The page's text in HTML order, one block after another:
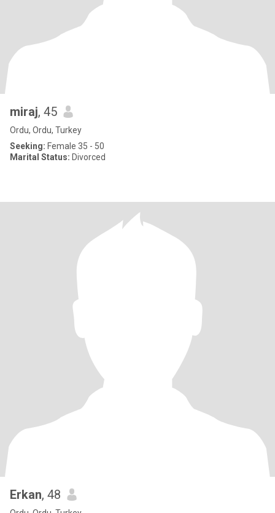
miraj, 45
Ordu, Ordu, Turkey
Seeking: Female 35 - 50
Marital Status: Divorced
Erkan, 48